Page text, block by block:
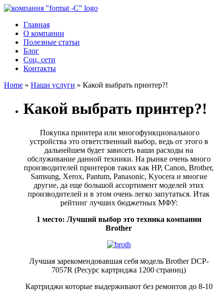
Главная
О компании
Полезные статьи
Блог
Соц. сети
Контакты
Home » Наши услуги » Какой выбрать принтер?!
Какой выбрать принтер?!
Покупка принтера или многофункционального
устройства это ответственный выбор, ведь от этого в
дальнейшем будет зависеть ваши расходы на
обслуживание данной техники. На рынке очень много
производителей принтеров таких как HP, Canon, Brother,
Samsung, Xerox, Pantum, Panasonic, Kyocera и многие
другие, да еще большой ассортимент моделей этих
производителей и в этом очень легко запутаться. Итак
рейтинг лучших бюджетных МФУ:
1 место: Лучший выбор это техника компании
Brother
Лучшая зарекомендовавшая себя модель Brother DCP-
7057R (Ресурс картриджа 1200 страниц)
Картриджи которые выдерживают без ремонтов до 8-10